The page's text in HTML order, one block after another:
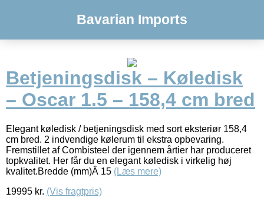
Bavarian Imports
Betjeningsdisk – Køledisk
– Oscar 1.5 – 158,4 cm bred
Elegant køledisk / betjeningsdisk med sort eksteriør 158,4
cm bred. 2 indvendige kølerum til ekstra opbevaring.
Fremstillet af Combisteel der igennem årtier har produceret
topkvalitet. Her får du en elegant køledisk i virkelig høj
kvalitet.Bredde (mm)Â 15 (Læs mere)
19995 kr. (Vis fragtpris)